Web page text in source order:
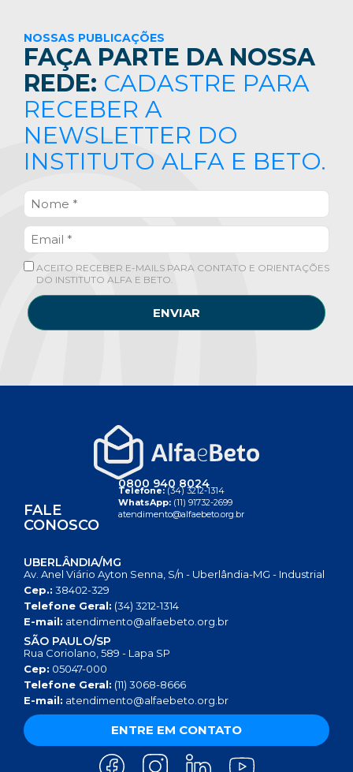
NOSSAS PUBLICAÇÕES
FAÇA PARTE DA NOSSA
REDE: CADASTRE PARA
RECEBER A
NEWSLETTER DO
INSTITUTO ALFA E BETO.
ACEITO RECEBER E-MAILS PARA CONTATO E ORIENTAÇÕES
DO INSTITUTO ALFA E BETO.
ENVIAR
FALE
CONOSCO
0800 940 8024
Telefone:(34) 3212-1314
WhatsApp: (11) 91732-2699
atendimento@alfaebeto.org.br
UBERLÂNDIA/MG
Av. Anel Viário Ayton Senna, S/n - Uberlândia-MG - Industrial
Cep.: 38402-329
Telefone Geral: (34) 3212-1314
E-mail: atendimento@alfaebeto.org.br
SÃO PAULO/SP
Rua Coriolano, 589 - Lapa SP
Cep: 05047-000
Telefone Geral: (11) 3068-8666
E-mail: atendimento@alfaebeto.org.br
ENTRE EM CONTATO